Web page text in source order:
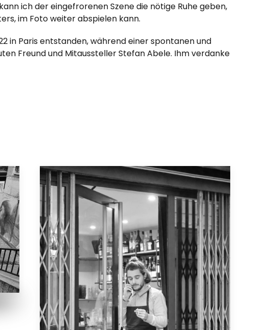
ich der eingefrorenen Szene die nötige Ruhe geben,
im Foto weiter abspielen kann.
in Paris entstanden, während einer spontanen und
Freund und Mitaussteller Stefan Abele. Ihm verdanke
Paris, 9er Arrondissement
Entstanden morgens beim Verlassen des
Hotels, die Kamera eigentlich noch gar nicht
richtig im Einsatz. Die ersten Angestellten
öffnen ihre Läden und Bars und da steht der
junge Mann an der Türe.